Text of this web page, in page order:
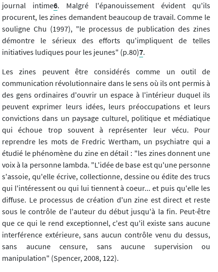
journal intime6. Malgré l'épanouissement évident qu'ils
procurent, les zines demandent beaucoup de travail. Comme le
souligne Chu (1997), "le processus de publication des zines
démontre le sérieux des efforts qu'impliquent de telles
initiatives ludiques pour les jeunes" (p.80)7.
Les zines peuvent être considérés comme un outil de
communication révolutionnaire dans le sens où ils ont permis à
des gens ordinaires d'ouvrir un espace à l'intérieur duquel ils
peuvent exprimer leurs idées, leurs préoccupations et leurs
convictions dans un paysage culturel, politique et médiatique
qui échoue trop souvent à représenter leur vécu. Pour
reprendre les mots de Fredric Wertham, un psychiatre qui a
étudié le phénomène du zine en détail : "les zines donnent une
voix à la personne lambda. "L'idée de base est qu'une personne
s'assoie, qu'elle écrive, collectionne, dessine ou édite des trucs
qui l'intéressent ou qui lui tiennent à coeur... et puis qu'elle les
diffuse. Le processus de création d'un zine est direct et reste
sous le contrôle de l'auteur du début jusqu'à la fin. Peut-être
que ce qui le rend exceptionnel, c'est qu'il existe sans aucune
interférence extérieure, sans aucun contrôle venu du dessus,
sans aucune censure, sans aucune supervision ou
manipulation" (Spencer, 2008, 122).